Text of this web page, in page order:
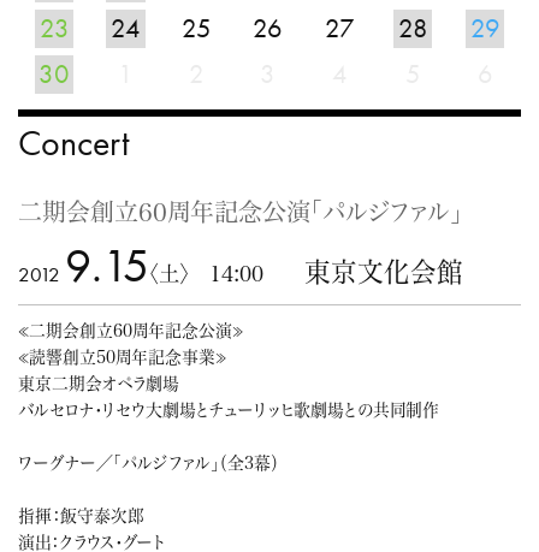
23
24 25 26 27 28
29
30
Concert
二期会創立60周年記念公演「パルジファル」
2012 9.15 〈土〉 14:00 東京文化会館
≪二期会創立60周年記念公演≫
≪読響創立50周年記念事業≫
東京二期会オペラ劇場
バルセロナ・リセウ大劇場とチューリッヒ歌劇場との共同制作
ワーグナー／「パルジファル」（全3幕）
指揮：飯守泰次郎
演出：クラウス・グート